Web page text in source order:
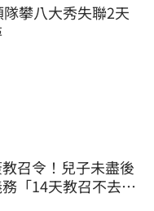
隊攀八大秀失聯2天
召令！兒子未盡後
「14天教召不去」